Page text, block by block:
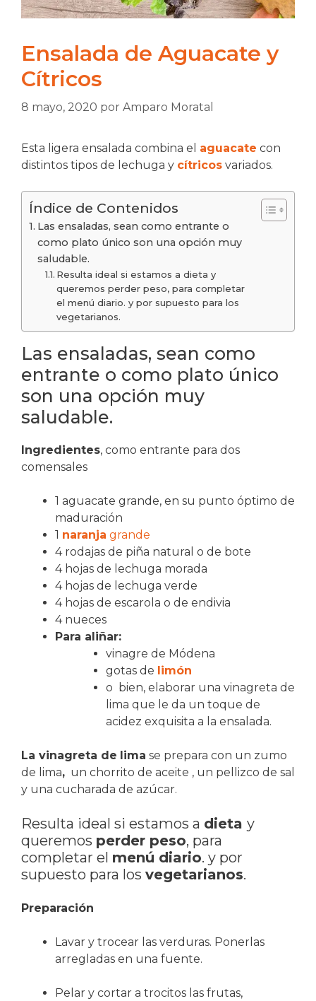
Ensalada de Aguacate y
Cítricos
8 mayo, 2020 por Amparo Moratal
Esta ligera ensalada combina el aguacate con
distintos tipos de lechuga y cítricos variados.
Índice de Contenidos
Las ensaladas, sean como entrante o
como plato único son una opción muy
saludable.
Resulta ideal si estamos a dieta y
queremos perder peso, para completar
el menú diario. y por supuesto para los
vegetarianos.
Las ensaladas, sean como
entrante o como plato único
son una opción muy
saludable.
Ingredientes, como entrante para dos
comensales
1 aguacate grande, en su punto óptimo de
maduración
1 naranja grande
4 rodajas de piña natural o de bote
4 hojas de lechuga morada
4 hojas de lechuga verde
4 hojas de escarola o de endivia
4 nueces
Para aliñar:
vinagre de Módena
gotas de limón
o bien, elaborar una vinagreta de
lima que le da un toque de
acidez exquisita a la ensalada.
La vinagreta de lima se prepara con un zumo
de lima, un chorrito de aceite , un pellizco de sal
y una cucharada de azúcar.
Resulta ideal si estamos a dieta y
queremos perder peso, para
completar el menú diario. y por
supuesto para los vegetarianos.
Preparación
Lavar y trocear las verduras. Ponerlas
arregladas en una fuente.
Pelar y cortar a trocitos las frutas,